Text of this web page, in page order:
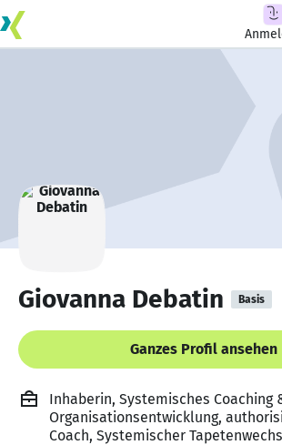
Giovanna Debatin Basis
Ganzes Profil ansehen
Inhaberin, Systemisches Coaching
Organisationsentwicklung,
Coach, Systemischer